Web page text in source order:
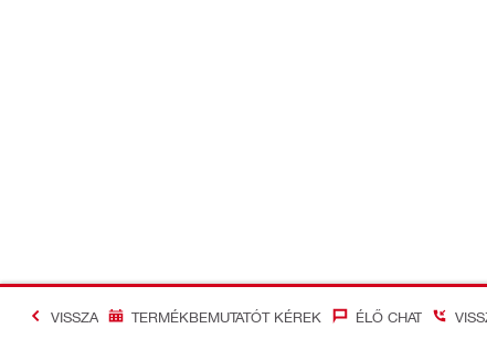
VISSZA TERMÉKBEMUTATÓT KÉREK ÉLŐ CHAT